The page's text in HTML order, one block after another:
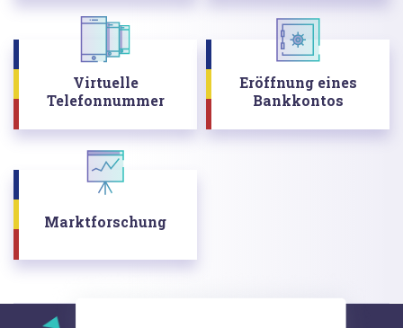
Virtuelle
Telefonnummer
Eröffnung eines
Bankkontos
Marktforschung